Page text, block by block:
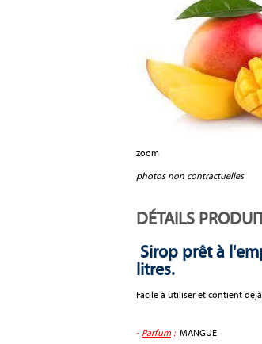
zoom
photos non contractuelles
DÉTAILS
Sirop prêt à
litres.
Facile à utiliser et contient
- Parfum:MANGUE